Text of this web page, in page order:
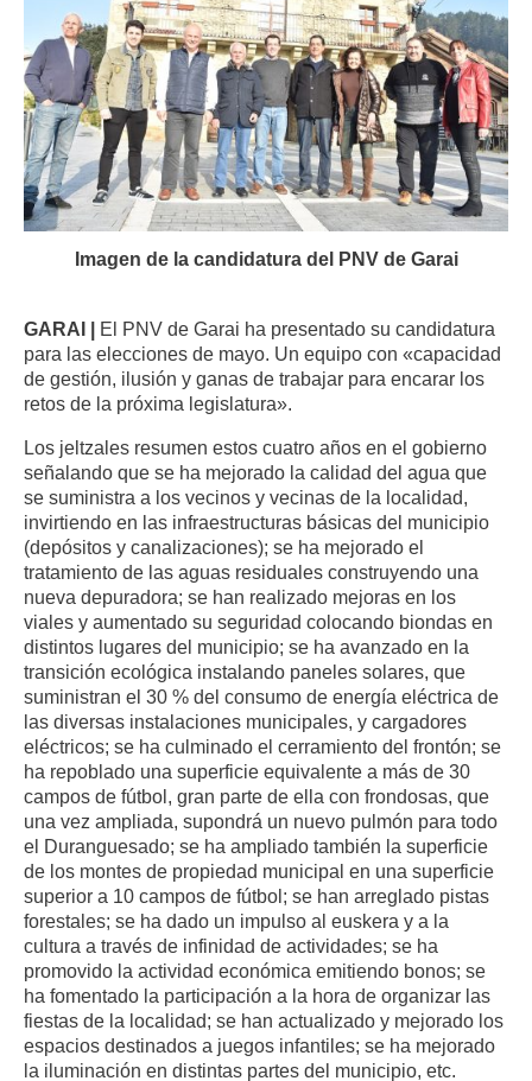
Imagen de la candidatura del PNV de Garai
GARAI | El PNV de Garai ha presentado su candidatura
para las elecciones de mayo. Un equipo con «capacidad
de gestión, ilusión y ganas de trabajar para encarar los
retos de la próxima legislatura».
Los jeltzales resumen estos cuatro años en el gobierno
señalando que se ha mejorado la calidad del agua que
se suministra a los vecinos y vecinas de la localidad,
invirtiendo en las infraestructuras básicas del municipio
(depósitos y canalizaciones); se ha mejorado el
tratamiento de las aguas residuales construyendo una
nueva depuradora; se han realizado mejoras en los
viales y aumentado su seguridad colocando biondas en
distintos lugares del municipio; se ha avanzado en la
transición ecológica instalando paneles solares, que
suministran el 30 % del consumo de energía eléctrica de
las diversas instalaciones municipales, y cargadores
eléctricos; se ha culminado el cerramiento del frontón; se
ha repoblado una superficie equivalente a más de 30
campos de fútbol, gran parte de ella con frondosas, que
una vez ampliada, supondrá un nuevo pulmón para todo
el Duranguesado; se ha ampliado también la superficie
de los montes de propiedad municipal en una superficie
superior a 10 campos de fútbol; se han arreglado pistas
forestales; se ha dado un impulso al euskera y a la
cultura a través de infinidad de actividades; se ha
promovido la actividad económica emitiendo bonos; se
ha fomentado la participación a la hora de organizar las
fiestas de la localidad; se han actualizado y mejorado los
espacios destinados a juegos infantiles; se ha mejorado
la iluminación en distintas partes del municipio, etc.